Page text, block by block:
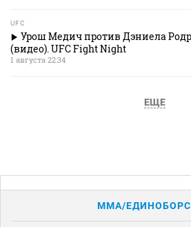
UFC
Урош Медич против Дэниела
(видео). UFC Fight Night
1 августа 22:34
ЕЩЕ
MMA/